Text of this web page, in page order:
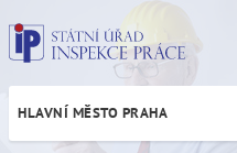
HLAVNÍ MĚSTO PRAHA